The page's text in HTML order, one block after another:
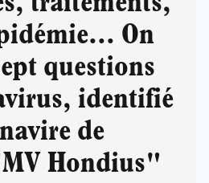
On
questions
identifié
de
Hondius"